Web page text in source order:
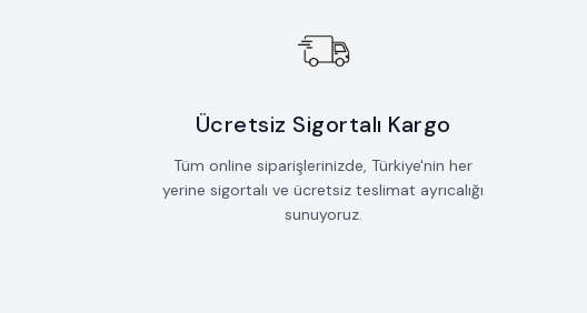
Ücretsiz Sigortalı Kargo
Tüm online siparişlerinizde, Türkiye'nin her
yerine sigortalı ve ücretsiz teslimat ayrıcalığı
sunuyoruz.